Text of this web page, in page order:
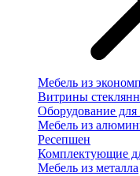
Мебель из
Витрины
Оборудование для
Мебель из
Ресепшен
Комплектующие
Мебель из металла